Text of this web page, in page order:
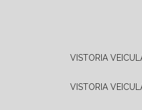
VISTORIA
VISTORIA